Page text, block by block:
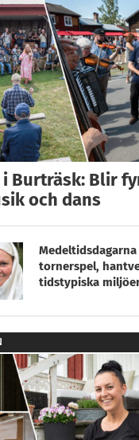
i Burträsk: Blir
och dans
tornerspel,
tidstypiska